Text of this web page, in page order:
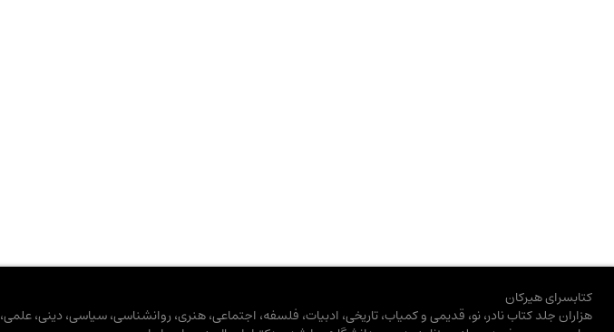
کتابسرای هیرکان
هزاران جلد کتاب نادر، نو، قدیمی و کمیاب، تاریخی، ادبیات، فلسفه، اجتماعی، هنری، روانشناسی، سیاسی، دینی، علمی،